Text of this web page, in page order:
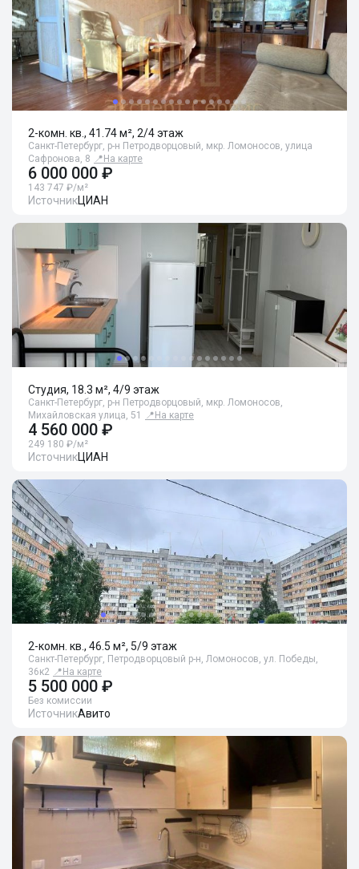
2-комн. кв., 41.74 м², 2/4 этаж
Санкт-Петербург, р-н Петродворцовый, мкр. Ломоносов, улица
Сафронова, 8 📍 На карте
6 000 000 ₽
143 747 ₽/м²
ИсточникЦИАН
Студия, 18.3 м², 4/9 этаж
Санкт-Петербург, р-н Петродворцовый, мкр. Ломоносов,
Михайловская улица, 51
📍 На карте
4 560 000 ₽
249 180 ₽/м²
ИсточникЦИАН
2-комн. кв., 46.5 м², 5/9 этаж
Санкт-Петербург, Петродворцовый р-н, Ломоносов, ул. Победы,
36к2 📍 На карте
5 500 000 ₽
Без комиссии
ИсточникАвито